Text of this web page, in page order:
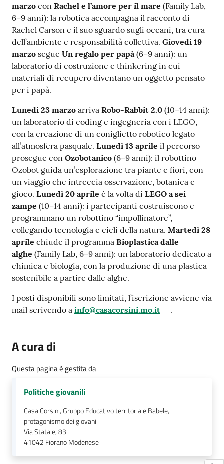
Seguici
su
marzo con Rachel e l’amore per il mare (Family Lab,
6–9 anni): la robotica accompagna il racconto di
Rachel Carson e il suo sguardo sugli oceani, tra cura
dell’ambiente e responsabilità collettiva. Giovedì 19
marzo segue Un regalo per papà(6–9 anni): un
laboratorio di costruzione e thinkering in cui
materiali di recupero diventano un oggetto pensato
per i papà.
Lunedì 23 marzo arriva Robo-Rabbit 2.0 (10–14 anni):
un laboratorio di coding e ingegneria con i LEGO,
con la creazione di un coniglietto robotico legato
all’atmosfera pasquale. Lunedì 13 aprile il percorso
prosegue con Ozobotanico (6–9 anni): il robottino
Ozobot guida un’esplorazione tra piante e fiori, con
un viaggio che intreccia osservazione, botanica e
gioco. Lunedì 20 aprile è la volta di LEGO a sei
zampe (10–14 anni): i partecipanti costruiscono e
programmano un robottino “impollinatore”,
collegando tecnologia e cicli della natura. Martedì 28
aprile chiude il programma Bioplastica dalle
alghe (Family Lab, 6–9 anni): un laboratorio dedicato a
chimica e biologia, con la produzione di una plastica
sostenibile a partire dalle alghe.
I posti disponibili sono limitati, l’iscrizione avviene via
mail scrivendo a info@casacorsini.mo.it .
A cura di
Questa pagina è gestita da
Politiche giovanili
Casa Corsini, Gruppo Educativo territoriale Babele,
protagonismo dei giovani
Via Statale, 83
41042 Fiorano Modenese